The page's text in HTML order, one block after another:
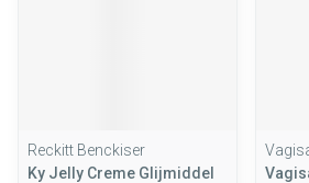
Reckitt Benckiser
Ky Jelly Creme Glijmiddel